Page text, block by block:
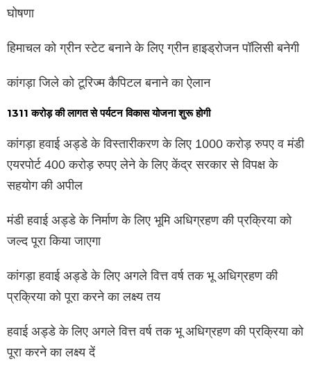
घोषणा
हिमाचल को ग्रीन स्टेट बनाने के लिए ग्रीन हाइड्रोजन पॉलिसी बनेगी
कांगड़ा जिले को टूरिज्म कैपिटल बनाने का ऐलान
1311 करोड़ की लागत से पर्यटन विकास योजना शुरू होगी
कांगड़ा हवाई अड्डे के विस्तारीकरण के लिए 1000 करोड़ रुपए व मंडी
एयरपोर्ट 400 करोड़ रुपए लेने के लिए केंद्र सरकार से विपक्ष के
सहयोग की अपील
मंडी हवाई अड्डे के निर्माण के लिए भूमि अधिग्रहण की प्रक्रिया को
जल्द पूरा किया जाएगा
कांगड़ा हवाई अड्डे के लिए अगले वित्त वर्ष तक भू अधिग्रहण की
प्रक्रिया को पूरा करने का लक्ष्य तय
हवाई अड्डे के लिए अगले वित्त वर्ष तक भू अधिग्रहण की प्रक्रिया को
पूरा करने का लक्ष्य दें